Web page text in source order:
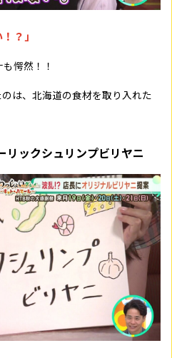
？」
愕然！！
は、北海道の食材を取り入れた
リックシュリンプビリヤニ